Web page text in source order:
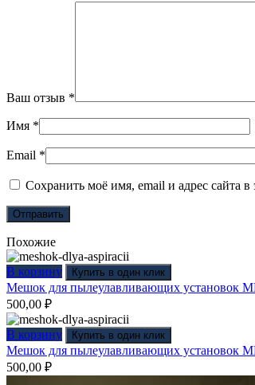
Ваш отзыв *
Имя *
Email *
Сохранить моё имя, email и адрес сайта
Похожие
В корзину Купить в один клик
Мешок для пылеулавливающих установок
500,00 ₽
В корзину Купить в один клик
Мешок для пылеулавливающих установок
500,00 ₽